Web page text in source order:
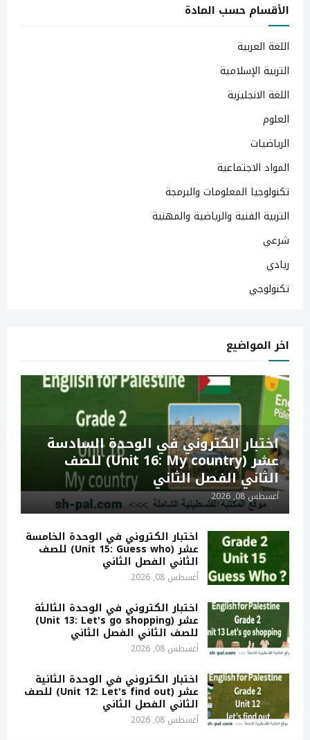
الأقسام حسب المادة
اللغة العربية
التربية الإسلامية
اللغة الانجليزية
العلوم
الرياضيات
المواد الاجتماعية
تكنولوجيا المعلومات والبرمجة
التربية الفنية والرياضية والمهنية
شرعي
ريادي
تكنولوجي
اخر المواضيع
اختبار الكتروني في الوحدة السادسة
عشر (Unit 16: My country) للصف
الثاني الفصل الثاني
أغسطس 08, 2026
اختبار الكتروني في الوحدة الخامسة
عشر (Unit 15: Guess who) للصف
الثاني الفصل الثاني
أغسطس 08, 2026
اختبار الكتروني في الوحدة الثالثة
عشر (Unit 13: Let's go shopping)
للصف الثاني الفصل الثاني
أغسطس 08, 2026
اختبار الكتروني في الوحدة الثانية
عشر (Unit 12: Let's find out) للصف
الثاني الفصل الثاني
أغسطس 08, 2026